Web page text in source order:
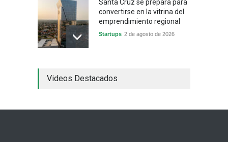
Santa Cruz se prepara para
convertirse en la vitrina del
emprendimiento regional
Startups 2 de agosto de 2026
industrial y el golpe puede
Sin Categoría 1 de agosto de 2026
Videos Destacados